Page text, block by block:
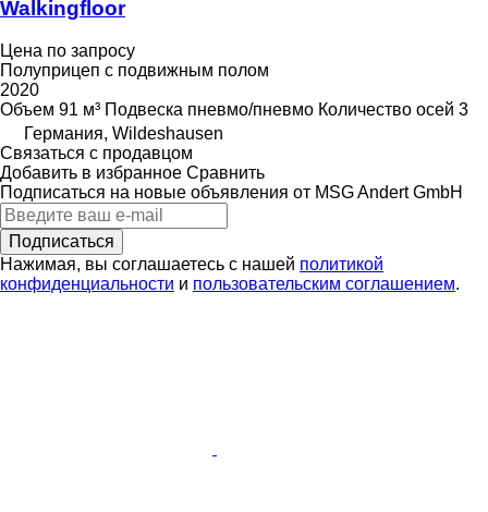
Walkingfloor
Цена по запросу
Полуприцеп с подвижным полом
2020
Объем 91 м³ Подвеска пневмо/пневмо Количество осей 3
Германия, Wildeshausen
Связаться с продавцом
Добавить в избранное Сравнить
Подписаться на новые объявления от MSG Andert GmbH
Подписаться
Нажимая, вы соглашаетесь с нашей политикой
конфиденциальности и пользовательским соглашением.